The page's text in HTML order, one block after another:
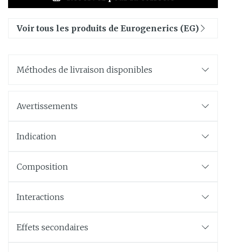
Voir tous les produits de Eurogenerics (EG)
Méthodes de livraison disponibles
Avertissements
Indication
Composition
Interactions
Effets secondaires